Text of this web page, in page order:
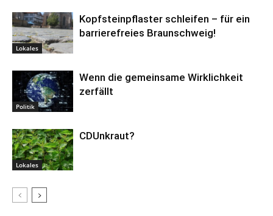
Lokales
Kopfsteinpflaster schleifen – für ein
barrierefreies Braunschweig!
Politik
Wenn die gemeinsame Wirklichkeit
zerfällt
Lokales
CDUnkraut?